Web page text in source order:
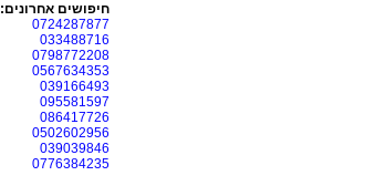
חיפושים אחרונים:
0724287877
033488716
0798772208
0567634353
039166493
095581597
086417726
0502602956
039039846
0776384235